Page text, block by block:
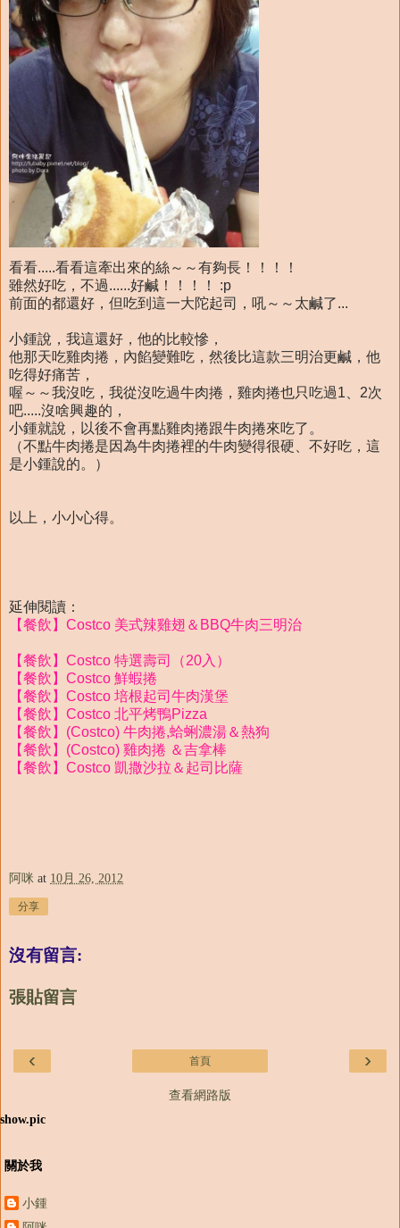
看看.....看看這牽出來的絲～～有夠長！！！！
雖然好吃，不過......好鹹！！！！ :p
前面的都還好，但吃到這一大陀起司，吼～～太鹹了...
小鍾說，我這還好，他的比較慘，
他那天吃雞肉捲，內餡變難吃，然後比這款三明治更鹹，他
吃得好痛苦，
喔～～我沒吃，我從沒吃過牛肉捲，雞肉捲也只吃過1、2次
吧.....沒啥興趣的，
小鍾就說，以後不會再點雞肉捲跟牛肉捲來吃了。
（不點牛肉捲是因為牛肉捲裡的牛肉變得很硬、不好吃，這
是小鍾說的。）
以上，小小心得。
延伸閱讀：
【餐飲】Costco 美式辣雞翅＆BBQ牛肉三明治
【餐飲】Costco 特選壽司（20入）
【餐飲】Costco 鮮蝦捲
【餐飲】Costco 培根起司牛肉漢堡
【餐飲】Costco 北平烤鴨Pizza
【餐飲】(Costco) 牛肉捲,蛤蜊濃湯＆熱狗
【餐飲】(Costco) 雞肉捲 ＆吉拿棒
【餐飲】Costco 凱撒沙拉＆起司比薩
阿咪 at 10月 26, 2012
分享
沒有留言:
張貼留言
‹ ›
首頁
查看網路版
show.pic
關於我
小鍾